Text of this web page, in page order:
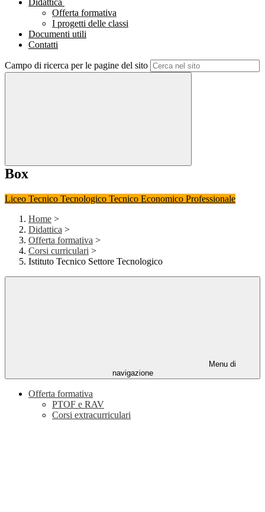
Didattica
Offerta formativa
I progetti delle classi
Documenti utili
Contatti
Campo di ricerca per le pagine del sito
Box
Liceo Tecnico Tecnologico Tecnico Economico Professionale
Home >
Didattica >
Offerta formativa >
Corsi curriculari >
Istituto Tecnico Settore Tecnologico
Menu di
navigazione
Offerta formativa
PTOF e RAV
Corsi extracurriculari